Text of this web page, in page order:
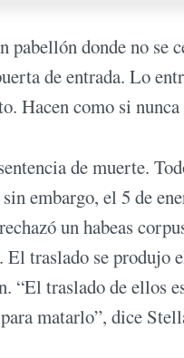
donde no se
de entrada. Lo
Hacen como si nunca
de muerte.
embargo, el 5 de
un habeas
traslado se produjo
traslado de ellos
matarlo”, dice